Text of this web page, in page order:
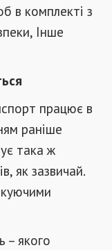
в комплекті з
Інше
працює в
раніше
така ж
як зазвичай.
– якого